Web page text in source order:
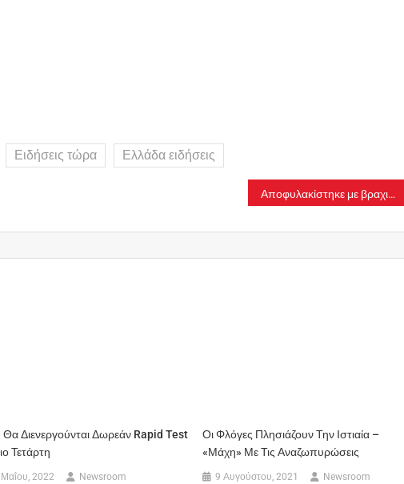
Ειδήσεις τώρα Ελλάδα ειδήσεις
Αποφυλακίστηκε με βραχιολάκι ο τράπερ Ivan Greco
Διενεργούνται Δωρεάν Rapid Test
Τετάρτη
2022 Newsroom
Οι Φλόγες Πλησιάζουν Την Ιστιαία –
«Μάχη» Με Τις Αναζωπυρώσεις
9 Αυγούστου, 2021 Newsroom